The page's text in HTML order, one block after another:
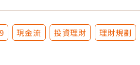
現金流 投資理財 理財規劃